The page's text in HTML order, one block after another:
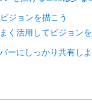
ジョンを描こう
く活用してビジョン
ーにしっかり共有しよ